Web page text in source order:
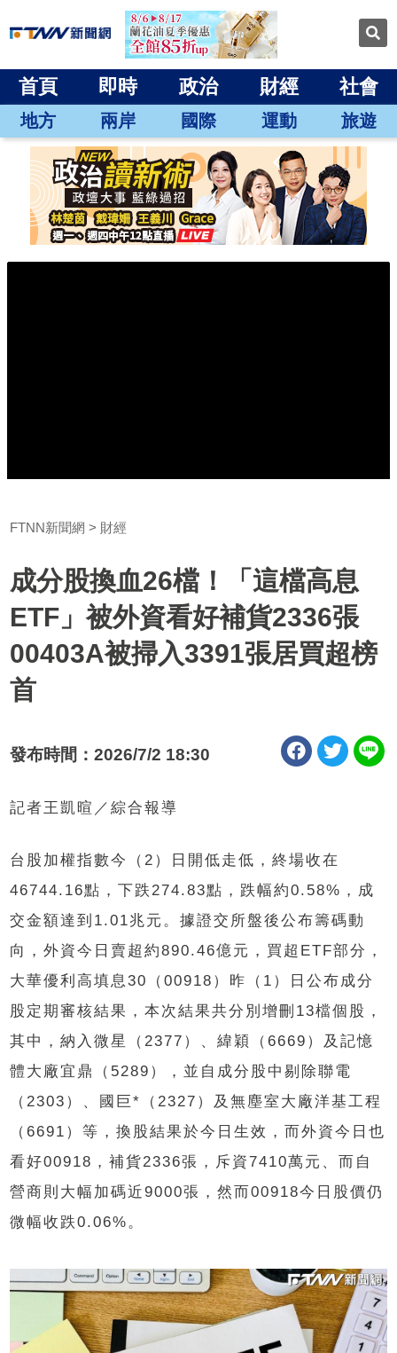
首頁 即時 政治 財經 社會
地方 兩岸 國際 運動 旅遊
FTNN新聞網 財經
成分股換血26檔！「這檔高息
ETF」被外資看好補貨2336張
00403A被掃入3391張居買超榜
首
發布時間：2026/7/2 18:30
記者王凱暄／綜合報導
台股加權指數今（2）日開低走低，終場收在
46744.16點，下跌274.83點，跌幅約0.58%，成
交金額達到1.01兆元。據證交所盤後公布籌碼動
向，外資今日賣超約890.46億元，買超ETF部分，
大華優利高填息30（00918）昨（1）日公布成分
股定期審核結果，本次結果共分別增刪13檔個股，
其中，納入微星（2377）、緯穎（6669）及記憶
體大廠宜鼎（5289），並自成分股中剔除聯電
（2303）、國巨*（2327）及無塵室大廠洋基工程
（6691）等，換股結果於今日生效，而外資今日也
看好00918，補貨2336張，斥資7410萬元、而自
營商則大幅加碼近9000張，然而00918今日股價仍
微幅收跌0.06%。